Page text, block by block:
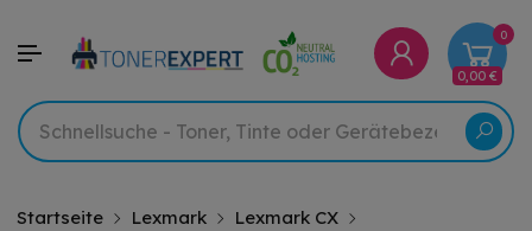
0
0,00 €
Startseite Lexmark
Lexmark CX